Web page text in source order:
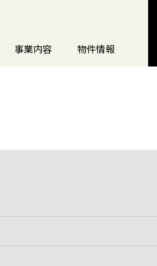
事業内容 物件情報